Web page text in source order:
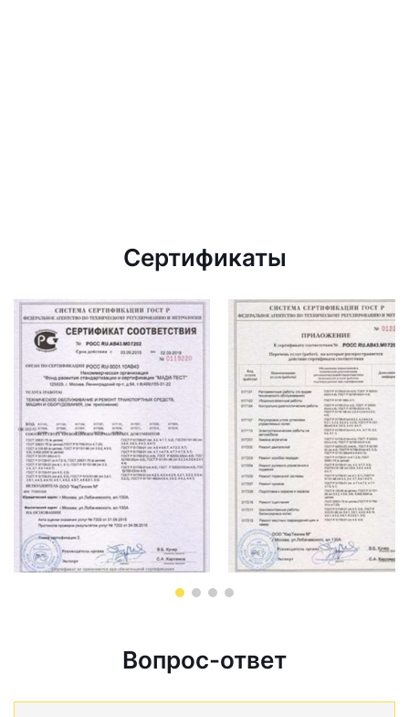
Сертификаты
Вопрос-ответ